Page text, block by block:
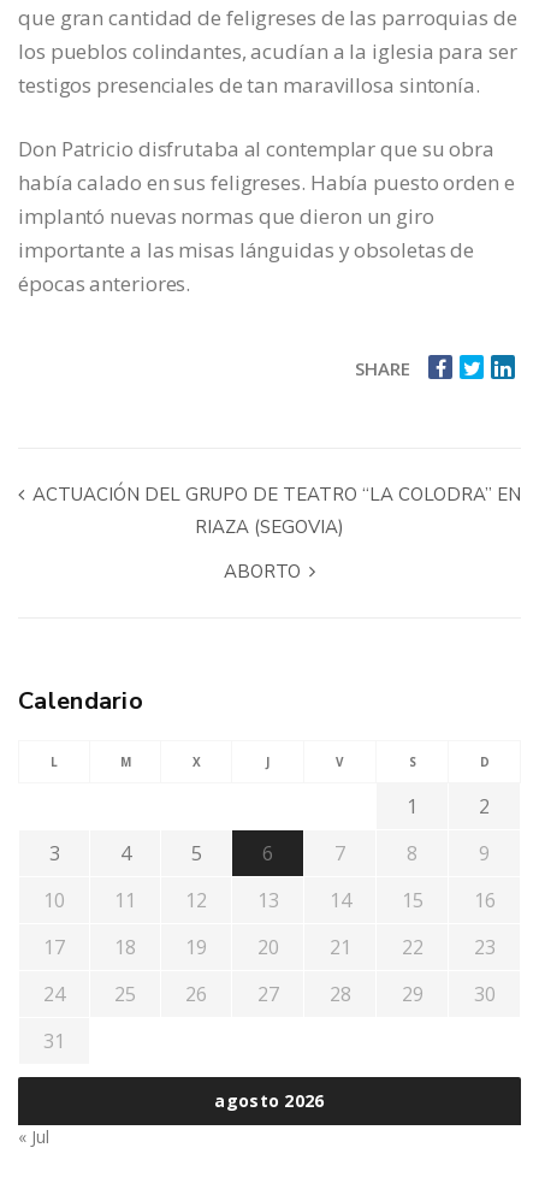
que gran cantidad de feligreses de las parroquias de
los pueblos colindantes, acudían a la iglesia para ser
testigos presenciales de tan maravillosa sintonía.
Don Patricio disfrutaba al contemplar que su obra
había calado en sus feligreses. Había puesto orden e
implantó nuevas normas que dieron un giro
importante a las misas lánguidas y obsoletas de
épocas anteriores.
SHARE
ACTUACIÓN DEL GRUPO DE TEATRO “LA COLODRA” EN
RIAZA (SEGOVIA)
ABORTO
Calendario
agosto 2026
L M X J V S D
1
2
3
4 5 6 7 8
9
10
11 12 13 14 15
16
17
18 19 20 21 22
23
24
25 26 27 28 29
30
31
« Jul